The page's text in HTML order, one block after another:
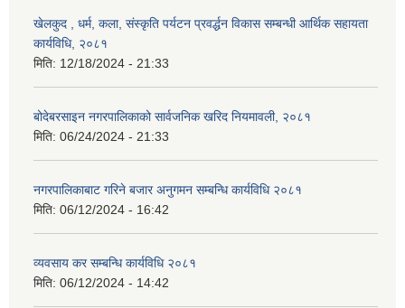
खेलकुद , धर्म, कला, संस्कृति पर्यटन प्रवर्द्धन विकास सम्बन्धी आर्थिक सहायता
कार्यविधि, २०८१
मिति: 12/18/2024 - 21:33
बोदेबरसाइन नगरपालिकाको सार्वजनिक खरिद नियमावली, २०८१
मिति: 06/24/2024 - 21:33
नगरपालिकाबाट गरिने बजार अनुगमन सम्बन्धि कार्यविधि २०८१
मिति: 06/12/2024 - 16:42
व्यवसाय कर सम्बन्धि कार्यविधि २०८१
मिति: 06/12/2024 - 14:42